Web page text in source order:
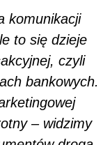
komunikacji
to się dzieje
czyli
bankowych.
– widzimy